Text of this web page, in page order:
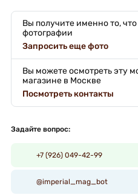
Вы получите именно то,
фотографии
Запросить еще фото
Вы можете осмотреть эту
магазине в Москве
Посмотреть контакты
Задайте вопрос:
+7 (926) 049-42-99
@imperial_mag_bot